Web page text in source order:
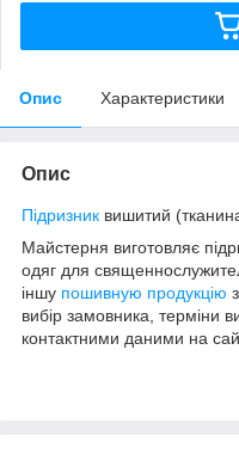
Опис Характеристики
Опис
Підризник вишитий
Майстерня виготовляє
одяг для
іншу пошивную продукцію
вибір замовника, терміни
контактними даними на